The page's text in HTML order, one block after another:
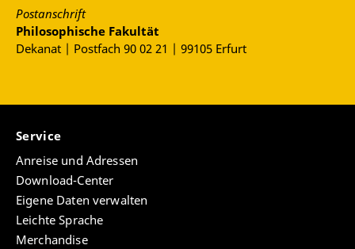
Postanschrift
Philosophische Fakultät
Dekanat | Postfach 90 02 21 | 99105 Erfurt
Service
Anreise und Adressen
Download-Center
Eigene Daten verwalten
Leichte Sprache
Merchandise